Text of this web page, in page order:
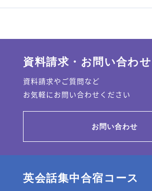
資料請求・お問い合わせ
資料請求やご質問など
お気軽にお問い合わせください
お問い合わせ
英会話集中合宿コース